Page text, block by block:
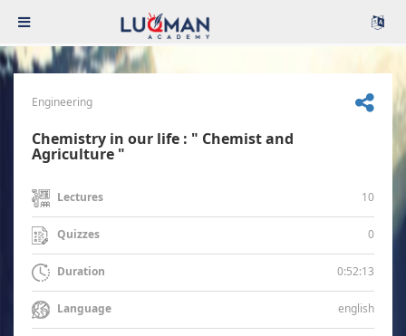
Engineering
Chemistry in our life : " Chemist and
Agriculture "
Lectures 10
Quizzes 0
Duration 0:52:13
Language english